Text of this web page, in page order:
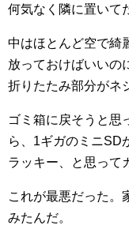
何気なく隣に置いて
中はほとんど空で綺
放っておけばいいの
折りたたみ部分がネ
ゴミ箱に戻そうと思
ら、1ギガのミニSD
ラッキー、と思って
これが最悪だった。
みたんだ。